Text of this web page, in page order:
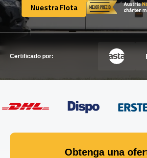
FLOTA
Nuestra Flota
Nuestra Flota
Certificado por:
Obtenga una